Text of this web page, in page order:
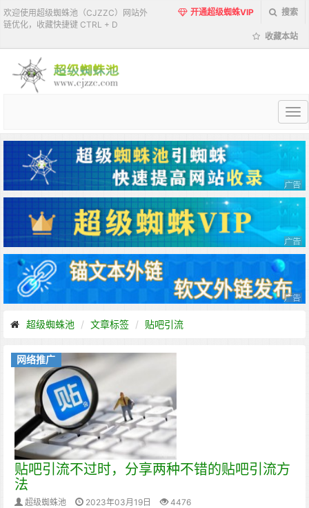
欢迎使用超级蜘蛛池（CJZZC）网站外
链优化，收藏快捷键 CTRL + D
开通超级蜘蛛VIP 搜索
收藏本站
超
蜘
蛛
池
超级蜘蛛池 文章标签 贴吧引流
网络推广
贴吧引流不过时，分享两种不错的贴吧引流方
法
超级蜘蛛池 2023年03月19日 4476